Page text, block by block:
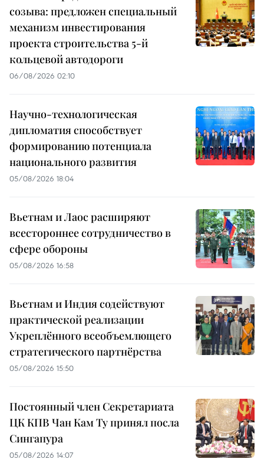
созыва: предложен специальный
механизм инвестирования
проекта строительства 5-й
кольцевой автодороги
06/08/2026 02:10
Научно-технологическая
дипломатия способствует
формированию потенциала
национального развития
05/08/2026 18:04
Вьетнам и Лаос расширяют
всестороннее сотрудничество в
сфере обороны
05/08/2026 16:58
Вьетнам и Индия содействуют
практической реализации
Укреплённого всеобъемлющего
стратегического партнёрства
05/08/2026 15:50
Постоянный член Секретариата
ЦК КПВ Чан Кам Ту принял посла
Сингапура
05/08/2026 14:07